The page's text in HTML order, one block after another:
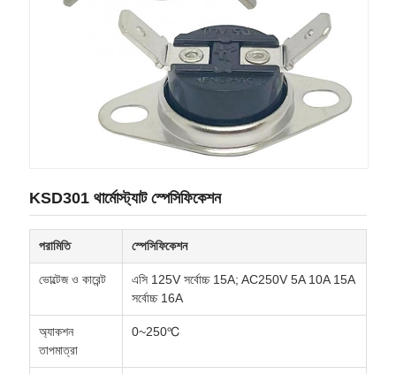
KSD301 থার্মোস্ট্যাট স্পেসিফিকেশন
পরামিতি স্পেসিফিকেশন
ভোল্টেজ ও কারেন্ট
এসি 125V সর্বোচ্চ 15A; AC250V 5A 10A 15A
সর্বোচ্চ 16A
অ্যাকশন
তাপমাত্রা
0~250℃